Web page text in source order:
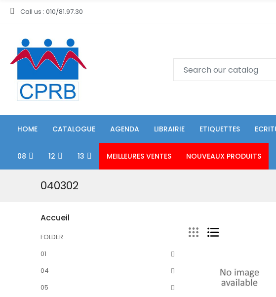
Call us : 010/81.97.30
HOME CATALOGUE AGENDA LIBRAIRIE ETIQUETTES
08 12 13 MEILLEURES VENTES NOUVEAUX PRODUITS
040302
Accueil
FOLDER
01
04
05